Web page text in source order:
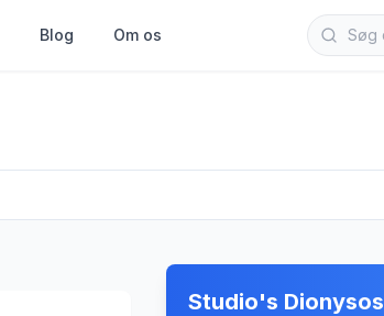
Blog Om os
Studio's Dionysos